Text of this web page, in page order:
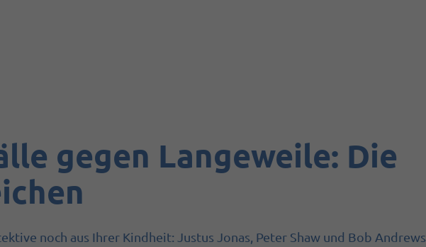
gegen Langeweile: Die
noch aus Ihrer Kindheit: Justus Jonas, Peter Shaw und Bob Andrews